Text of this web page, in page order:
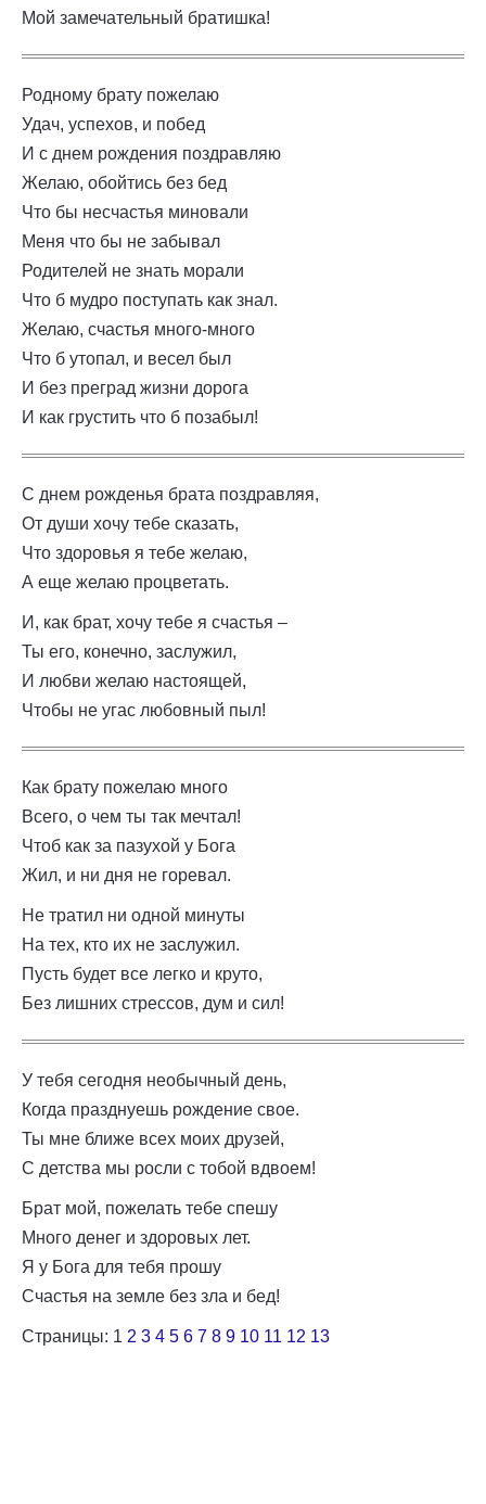
Мой замечательный братишка!
Родному брату пожелаю
Удач, успехов, и побед
И с днем рождения поздравляю
Желаю, обойтись без бед
Что бы несчастья миновали
Меня что бы не забывал
Родителей не знать морали
Что б мудро поступать как знал.
Желаю, счастья много-много
Что б утопал, и весел был
И без преград жизни дорога
И как грустить что б позабыл!
С днем рожденья брата поздравляя,
От души хочу тебе сказать,
Что здоровья я тебе желаю,
А еще желаю процветать.
И, как брат, хочу тебе я счастья –
Ты его, конечно, заслужил,
И любви желаю настоящей,
Чтобы не угас любовный пыл!
Как брату пожелаю много
Всего, о чем ты так мечтал!
Чтоб как за пазухой у Бога
Жил, и ни дня не горевал.
Не тратил ни одной минуты
На тех, кто их не заслужил.
Пусть будет все легко и круто,
Без лишних стрессов, дум и сил!
У тебя сегодня необычный день,
Когда празднуешь рождение свое.
Ты мне ближе всех моих друзей,
С детства мы росли с тобой вдвоем!
Брат мой, пожелать тебе спешу
Много денег и здоровых лет.
Я у Бога для тебя прошу
Счастья на земле без зла и бед!
Страницы: 1 2 3 4 5 6 7 8 9 10 11 12 13